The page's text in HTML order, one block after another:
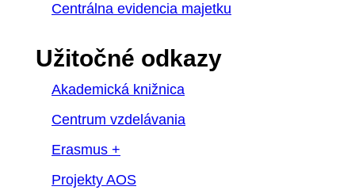
Centrálna evidencia majetku
Užitočné odkazy
Akademická knižnica
Centrum vzdelávania
Erasmus +
Projekty AOS